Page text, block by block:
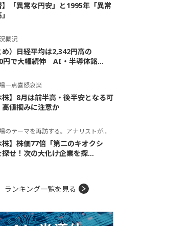
】「異常な円安」と1995年「異常
概況
め）日経平均は2,342円高の
円で大幅続伸 AI・半導体銘...
一点喜怒哀楽
株】8月は前半高・後半安となる可
高値掴みに注意か
テーマを再訪する。アナリストが読み解くテーマの本質
株】株価77倍「第二のキオクシ
探せ！次の大化け企業を探...
ランキング一覧を見る